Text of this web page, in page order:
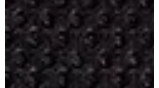
い致します🐲